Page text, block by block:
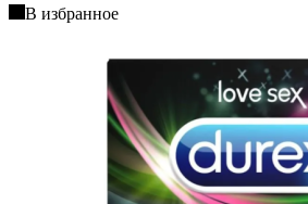
В избранное